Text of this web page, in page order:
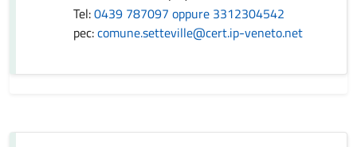
Tel:0439 787097 oppure 3312304542
pec:comune.setteville@cert.ip-veneto.net